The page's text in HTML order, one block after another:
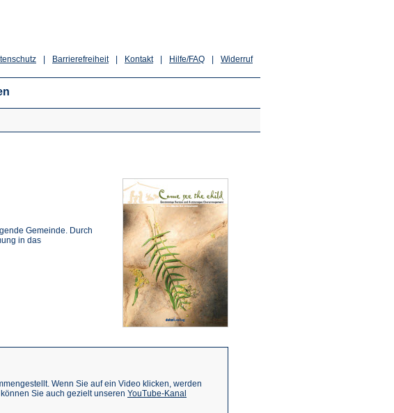
Widerruf
Hilfe/FAQ
Kontakt
Barrierefreiheit
Gemeinde. Durch
in das
Wenn Sie auf ein Video klicken, werden
Sie auch gezielt unseren YouTube-Kanal